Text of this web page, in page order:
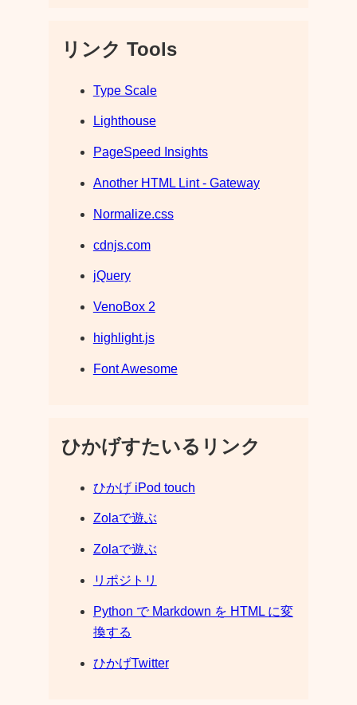
リンク Tools
Type Scale
Lighthouse
PageSpeed Insights
Another HTML Lint - Gateway
Normalize.css
cdnjs.com
jQuery
VenoBox 2
highlight.js
Font Awesome
ひかげすたいるリンク
ひかげ iPod touch
Zolaで遊ぶ
Zolaで遊ぶ
リポジトリ
Python で Markdown を HTML に変
換する
ひかげTwitter